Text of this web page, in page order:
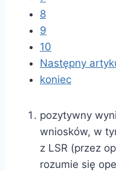
8
9
10
Następny
koniec
pozytywny
wniosków, w
z LSR (przez
rozumie się